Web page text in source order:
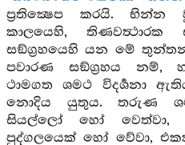
ප්‍රතික්‍ෂෙප කරයි.
කාලයෙහි,
සඞ්ග්‍රහයෙහි යන මේ
පවාරණ සඞ්ග්‍රහය නම්,
ථාමගත ශමථ විදර්‍ශනා
නොදිය යුතුය. තරුණ
සියල්ලෝ හෝ
පුද්ගලයෙක් හෝ වේවා,